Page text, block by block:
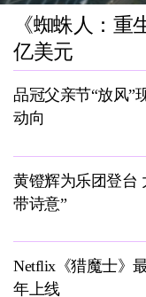
《蜘蛛人：重
亿美元
品冠父亲节“放风”
动向
黄镫辉为乐团登台
带诗意”
Netflix《猎魔士》
年上线